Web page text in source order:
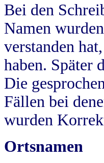
Bei den
Namen
verstanden
haben. Später
Die
Fällen bei
wurden
Ortsnamen